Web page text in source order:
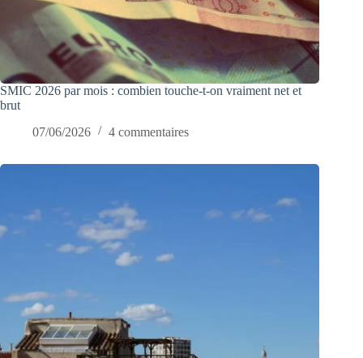
SMIC 2026 par mois : combien touche-t-on vraiment net et
brut
07/06/2026
4 commentaires